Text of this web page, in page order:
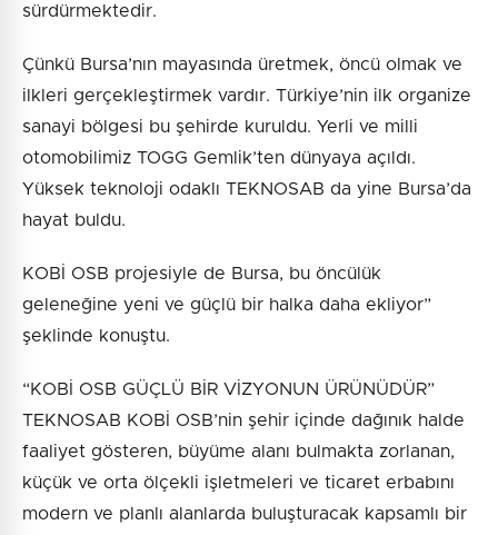
sürdürmektedir.
Çünkü Bursa’nın mayasında üretmek, öncü olmak ve
ilkleri gerçekleştirmek vardır. Türkiye’nin ilk organize
sanayi bölgesi bu şehirde kuruldu. Yerli ve milli
otomobilimiz TOGG Gemlik’ten dünyaya açıldı.
Yüksek teknoloji odaklı TEKNOSAB da yine Bursa’da
hayat buldu.
KOBİ OSB projesiyle de Bursa, bu öncülük
geleneğine yeni ve güçlü bir halka daha ekliyor”
şeklinde konuştu.
“KOBİ OSB GÜÇLÜ BİR VİZYONUN ÜRÜNÜDÜR”
TEKNOSAB KOBİ OSB’nin şehir içinde dağınık halde
faaliyet gösteren, büyüme alanı bulmakta zorlanan,
küçük ve orta ölçekli işletmeleri ve ticaret erbabını
modern ve planlı alanlarda buluşturacak kapsamlı bir